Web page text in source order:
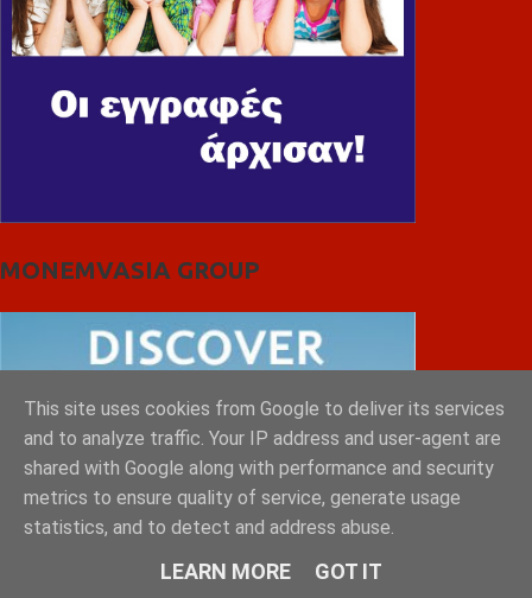
MONEMVASIA GROUP
This site uses cookies from Google to deliver its services
and to analyze traffic. Your IP address and user-agent are
shared with Google along with performance and security
metrics to ensure quality of service, generate usage
statistics, and to detect and address abuse.
LEARN MORE GOT IT